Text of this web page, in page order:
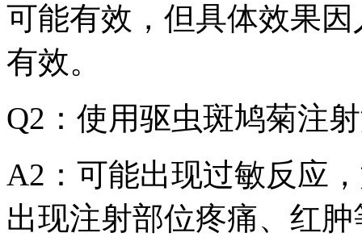
可能有效，但具体效果
有效。
Q2：使用驱虫斑鸠菊注
A2：可能出现过敏反应
出现注射部位疼痛、红